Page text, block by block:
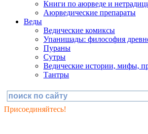
Книги по аюрведе и
Аюрведические препараты
Веды
Ведические комиксы
Упанишады: философия
Пураны
Сутры
Ведические истории, мифы,
Тантры
Присоединяйтесь!